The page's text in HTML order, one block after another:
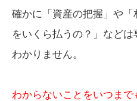
確かに「資産の把握」や
をいくら払うの？」など
わかりません。
わからないことをいつま